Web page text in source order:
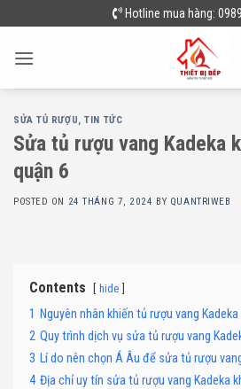
to
content
Hotline mua hàng:
SỬA TỦ RƯỢU,TIN TỨC
Sửa tủ rượu vang Kadeka
quận 6
POSTED ON 24 THÁNG 7, 2024 BY QUANTRIWEB
Contents hide
1 Nguyên nhân khiến tủ rượu vang
2 Quy trình dịch vụ sửa tủ rượu vang
3 Lí do nên chọn Á Âu để sửa tủ rượu
4 Địa chỉ uy tín sửa tủ rượu vang Kadeka